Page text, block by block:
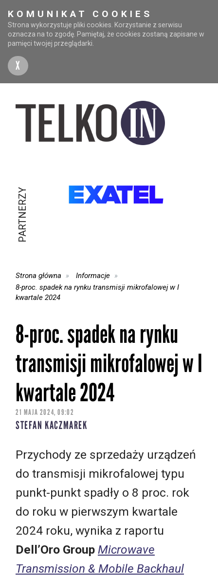
KOMUNIKAT COOKIES
Strona wykorzystuje pliki cookies. Korzystanie z serwisu
oznacza na to zgodę. Pamiętaj, że cookies zostaną zapisane w
pamięci twojej przeglądarki.
X
PARTNERZY
Strona główna
Informacje
8-proc. spadek na rynku transmisji mikrofalowej w I
kwartale 2024
8-proc. spadek na rynku
transmisji mikrofalowej w I
kwartale 2024
21 MAJA 2024, 09:02
STEFAN KACZMAREK
Przychody ze sprzedaży urządzeń
do transmisji mikrofalowej typu
punkt-punkt spadły o 8 proc. rok
do roku w pierwszym kwartale
2024 roku, wynika z raportu
Dell’Oro Group Microwave
Transmission & Mobile Backhaul